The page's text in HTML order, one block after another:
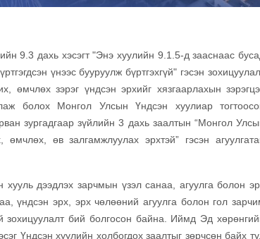
9.3 дахь хэсэгт "Энэ хуулийн 9.1.5-д зааснаас
үнээс бууруулж бүртгэхгүй" гэсэн
зэрэг үндсэн эрхийг хязгаарлахын
болох Монгол Улсын Үндсэн хуулиар
зургадгаар зүйлийн 3 дахь заалтын “Монгол
өв залгамжлуулах эрхтэй” гэсэн
хууль дээдлэх зарчмын үзэл санаа, агуулга болон
үндсэн эрх, эрх чөлөөний агуулга болон гол
зохицуулалт бий болгосон байна. Иймд Эд
Үндсэн хуулийн холбогдох заалтыг зөрчсөн байх